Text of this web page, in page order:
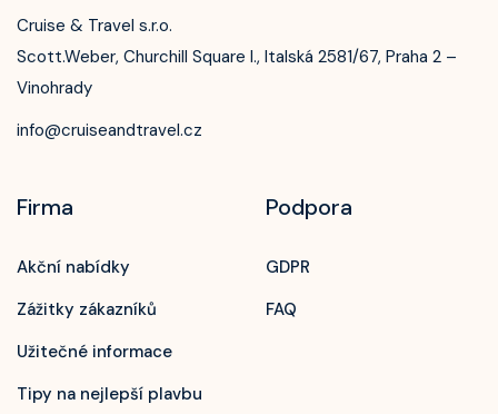
Cruise & Travel s.r.o.
Scott.Weber, Churchill Square I., Italská 2581/67, Praha 2 –
Vinohrady
info@cruiseandtravel.cz
Firma
Akční nabídky
Zážitky zákazníků
Užitečné informace
Tipy na nejlepší plavbu
Podpora
GDPR
FAQ